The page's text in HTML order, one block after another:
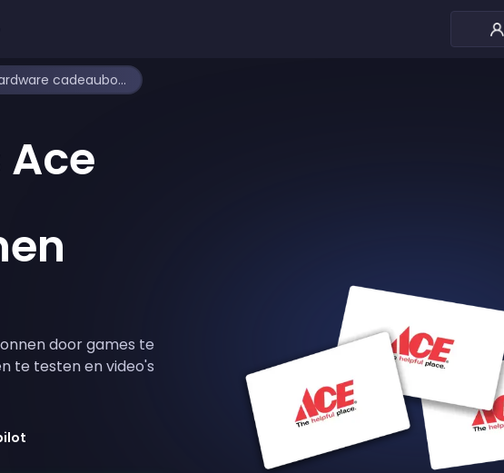
Hoe je gratis Ace Hardware cadeaubonnen kunt krijgen
door games te
te testen en video's